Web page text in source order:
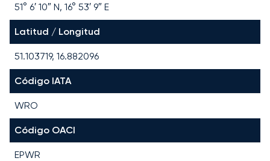
51° 6′ 10″ N, 16° 53′ 9″ E
Latitud / Longitud
51.103719, 16.882096
Código IATA
WRO
Código OACI
EPWR